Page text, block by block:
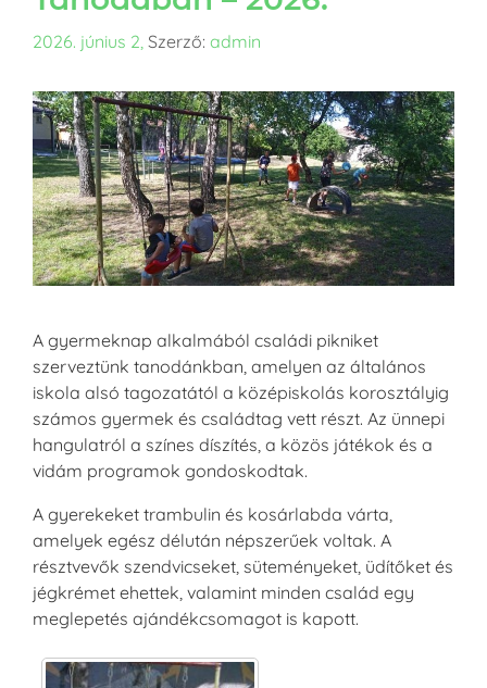
2026. június 2, Szerző: admin
A gyermeknap alkalmából családi pikniket
szerveztünk tanodánkban, amelyen az általános
iskola alsó tagozatától a középiskolás korosztályig
számos gyermek és családtag vett részt. Az ünnepi
hangulatról a színes díszítés, a közös játékok és a
vidám programok gondoskodtak.
A gyerekeket trambulin és kosárlabda várta,
amelyek egész délután népszerűek voltak. A
résztvevők szendvicseket, süteményeket, üdítőket és
jégkrémet ehettek, valamint minden család egy
meglepetés ajándékcsomagot is kapott.